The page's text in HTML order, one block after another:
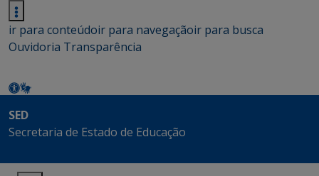
ir para conteúdoir para navegaçãoir para busca
Ouvidoria Transparência
SED
Secretaria de Estado de Educação